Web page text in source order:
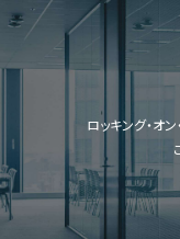
ロッキング・オ